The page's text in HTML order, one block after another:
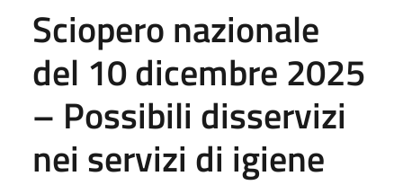
Sciopero nazionale
del 10 dicembre 2025
– Possibili disservizi
nei servizi di igiene